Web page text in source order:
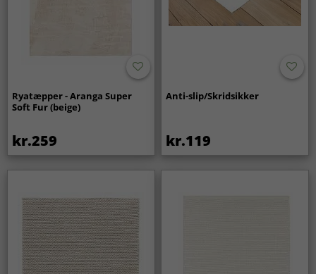
Ryatæpper - Aranga Super
Soft Fur (beige)
kr.259
Anti-slip/Skridsikker
kr.119